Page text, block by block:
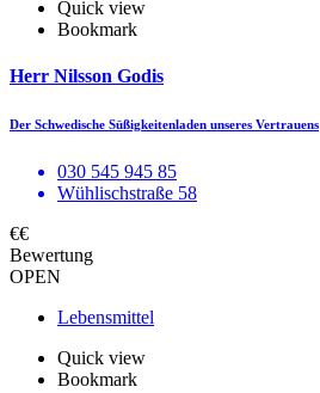
Quick view
Bookmark
Herr Nilsson Godis
Der Schwedische Süßigkeitenladen unseres Vertrauens
030 545 945 85
Wühlischstraße 58
€€
Bewertung
OPEN
Lebensmittel
Quick view
Bookmark